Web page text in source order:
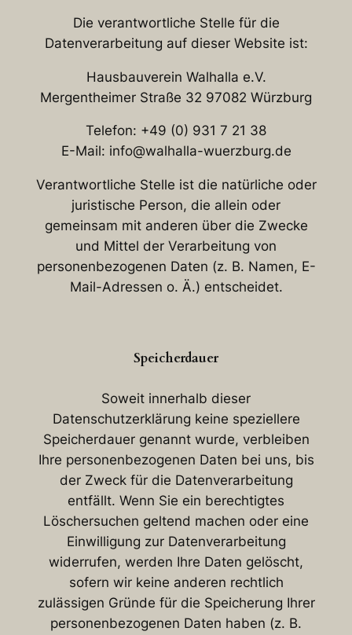
Die verantwortliche Stelle für die
Datenverarbeitung auf dieser Website ist:
Hausbauverein Walhalla e.V.
Mergentheimer Straße 32 97082 Würzburg
Telefon: +49 (0) 931 7 21 38
E-Mail: info@walhalla-wuerzburg.de
Verantwortliche Stelle ist die natürliche oder
juristische Person, die allein oder
gemeinsam mit anderen über die Zwecke
und Mittel der Verarbeitung von
personenbezogenen Daten (z. B. Namen, E-
Mail-Adressen o. Ä.) entscheidet.
Speicherdauer
Soweit innerhalb dieser
Datenschutzerklärung keine speziellere
Speicherdauer genannt wurde, verbleiben
Ihre personenbezogenen Daten bei uns, bis
der Zweck für die Datenverarbeitung
entfällt. Wenn Sie ein berechtigtes
Löschersuchen geltend machen oder eine
Einwilligung zur Datenverarbeitung
widerrufen, werden Ihre Daten gelöscht,
sofern wir keine anderen rechtlich
zulässigen Gründe für die Speicherung Ihrer
personenbezogenen Daten haben (z. B.